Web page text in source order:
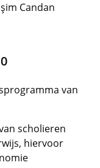
Candan
van
scholieren
hiervoor